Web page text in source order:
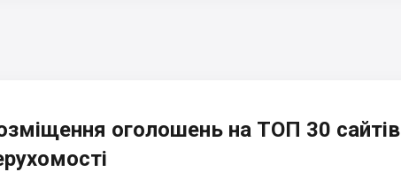
оголошень на ТОП 30 сайтів